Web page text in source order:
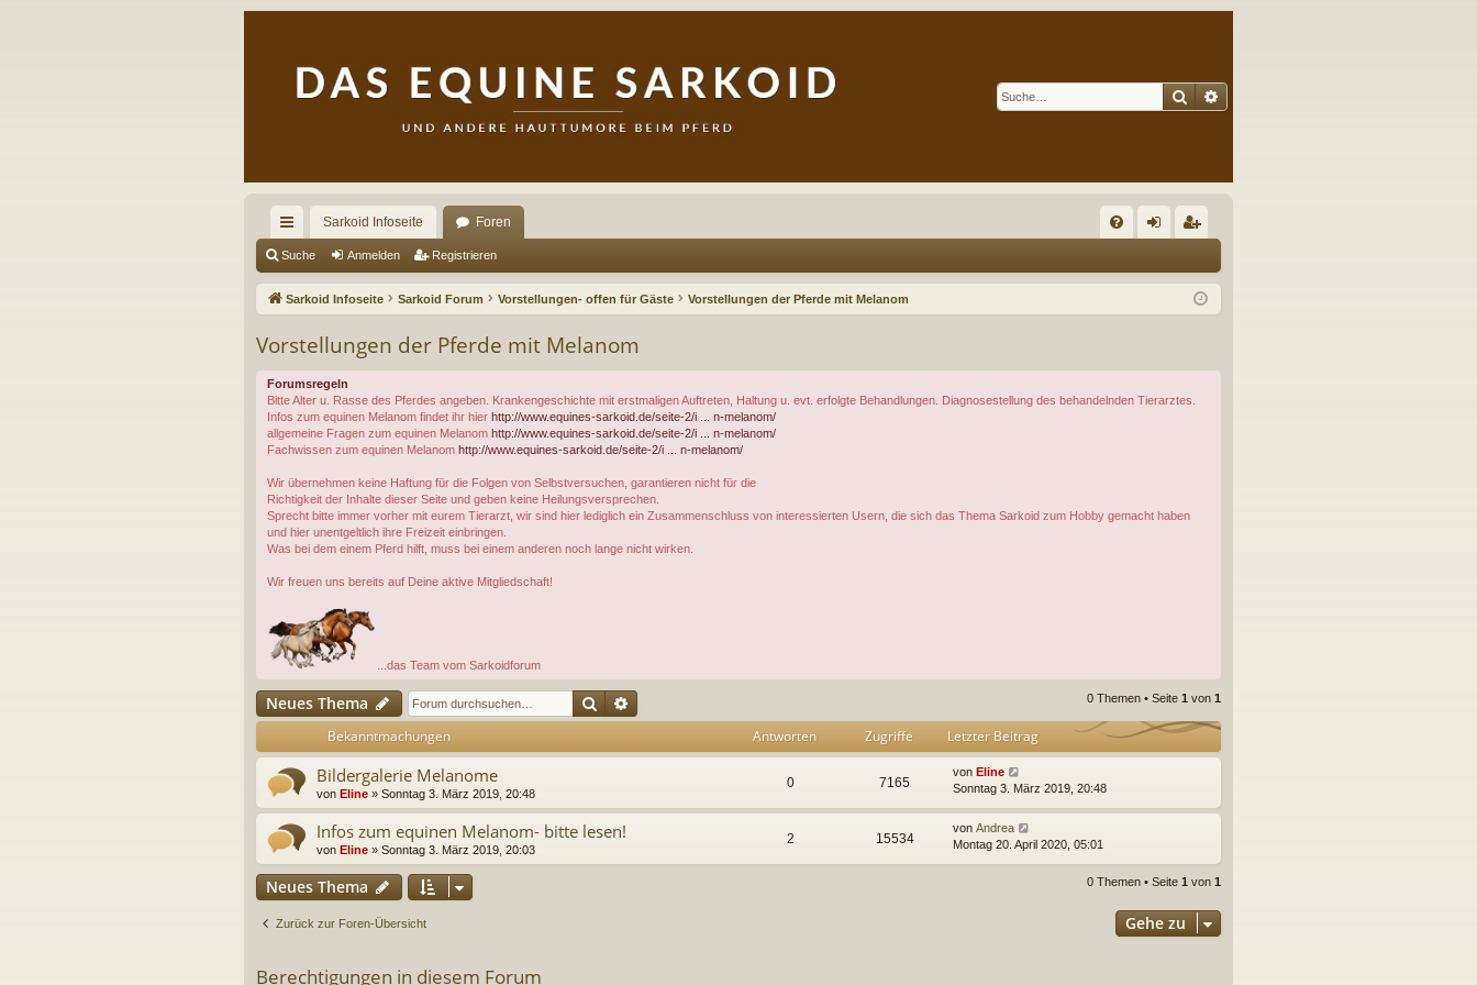
Suche
ch
ne
ug
riff
Sarkoid Infoseite Foren
Q m ist
Suche Anmelden Registrieren
Sarkoid Infoseite Sarkoid Forum Vorstellungen- offen für Gäste Vorstellungen der Pferde mit Melanom
Vorstellungen der Pferde mit Melanom
Forumsregeln
Bitte Alter u. Rasse des Pferdes angeben. Krankengeschichte mit erstmaligen Auftreten, Haltung u. evt. erfolgte Behandlungen. Diagnosestellung des behandelnden Tierarztes.
Infos zum equinen Melanom findet ihr hier http://www.equines-sarkoid.de/seite-2/i ... n-melanom/
allgemeine Fragen zum equinen Melanom http://www.equines-sarkoid.de/seite-2/i ... n-melanom/
Fachwissen zum equinen Melanom http://www.equines-sarkoid.de/seite-2/i ... n-melanom/
Wir übernehmen keine Haftung für die Folgen von Selbstversuchen, garantieren nicht für die
Richtigkeit der Inhalte dieser Seite und geben keine Heilungsversprechen.
Sprecht bitte immer vorher mit eurem Tierarzt, wir sind hier lediglich ein Zusammenschluss von interessierten Usern, die sich das Thema Sarkoid zum Hobby gemacht haben
und hier unentgeltlich ihre Freizeit einbringen.
Was bei dem einem Pferd hilft, muss bei einem anderen noch lange nicht wirken.
Wir freuen uns bereits auf Deine aktive Mitgliedschaft!
...das Team vom Sarkoidforum
Neues Thema SucheErweiterte Suche 0 Themen • Seite 1 von 1
Bekanntmachungen Antworten Zugriffe Letzter Beitrag
Bildergalerie Melanome
von Eline » Sonntag 3. März 2019, 20:48
0 7165
von Eline
Sonntag 3. März 2019, 20:48
Infos zum equinen Melanom- bitte lesen!
von Eline » Sonntag 3. März 2019, 20:03
2 15534
von Andrea
Montag 20. April 2020, 05:01
Neues Thema 0 Themen • Seite 1 von 1
Zurück zur Foren-Übersicht Gehe zu
Berechtigungen in diesem Forum